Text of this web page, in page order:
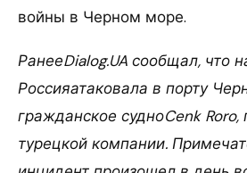
войны в Черном море.
РанееDialog.UA сообщал, что
Россияатаковала в порту
гражданское судноCenk
турецкой компании.